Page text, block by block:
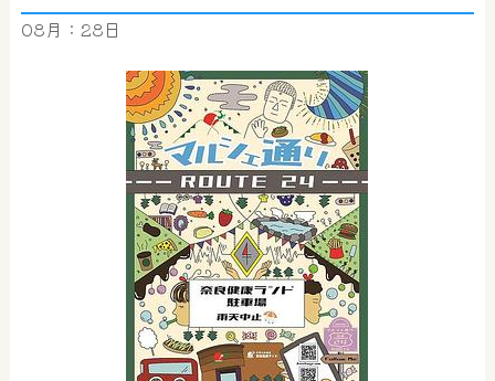
08月：28日
奈良健康ランド AIコンシェルジュです。
ご質問をお伺いします。